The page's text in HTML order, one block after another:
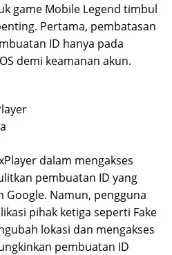
game Mobile Legend timbul
Pertama, pembatasan
ID hanya pada
demi keamanan akun.
dalam mengakses
pembuatan ID yang
Namun, pengguna
pihak ketiga seperti Fake
lokasi dan mengakses
pembuatan ID